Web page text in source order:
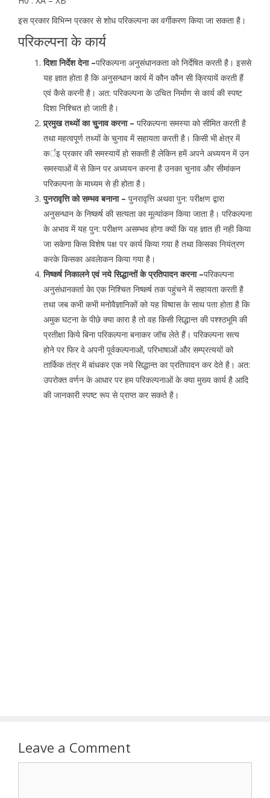
इस प्रकार विभिन्न प्रकार से शोध परिकल्पना का वर्गीकरण किया जा सकता है।
परिकल्पना के कार्य
दिशा निर्देश देना –परिकल्पना अनुसंधानकता को निर्देषित करती है। इससे
यह ज्ञात होता है कि अनुसन्धान कार्य में कौन कौन सी क्रियायें करती हैं
एवं कैसे करनी है। अत: परिकल्पना के उचित निर्माण से कार्य की स्पष्ट
दिशा निश्चित हो जाती है।
प्र्रमुख तथ्यों का चुुनाव करना – परिकल्पना समस्या को सीमित करती है
तथा महत्वपूर्ण तथ्यों के चुनाव में सहायता करती है। किसी भी क्षेत्र में
कर्इ प्रकार की समस्यायें हो सकती है लेकिन हमें अपने अध्ययन में उन
समस्याओं में से किन पर अध्ययन करना है उनका चुनाव और सीमांकन
परिकल्पना के माध्यम से ही होता है।
पुनरावृत्ति को सम्भव बनाना – पुनरावृत्ति अथवा पुन: परीक्षण द्वारा
अनुसन्धान के निष्कर्ष की सत्यता का मूल्यांकन किया जाता है। परिकल्पना
के अभाव में यह पुन: परीक्षण असम्भव होगा क्यों कि यह ज्ञात ही नही किया
जा सकेगा किस विशेष पक्ष पर कार्य किया गया है तथा किसका नियंत्रण
करके किसका अवलेाकन किया गया है।
निष्कर्ष निकालने एवं नये सिद्धान्तों के प्रतिपादन करना –परिकल्पना
अनुसंधानकर्ता केा एक निश्चित निष्कर्ष तक पहुंचने में सहायता करती है
तथा जब कभी कभी मनोवैज्ञानिकों को यह विष्वास के साथ पता होता है कि
अमुक घटना के पीछे क्या कारा है तो वह किसी सिद्धान्त की पश्श्ठभूमि की
प्रतीक्षा किये बिना परिकल्पना बनाकर जॉच लेते हैं। परिकल्पना सत्य
होने पर फिर वे अपनी पूर्वकल्पनाओं, परिभाषाओं और सम्प्रत्ययों को
तार्किक तंत्र में बांधकर एक नये सिद्धान्त का प्रतिपादन कर देते है। अत:
उपरोक्त वर्णन के आधार पर हम परिकल्पनाओं के क्या मुख्य कार्य है आदि
की जानकारी स्पष्ट रूप से प्राप्त कर सकते है।
Leave a Comment